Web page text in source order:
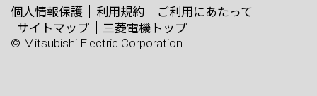
個人情報保護 利用規約
ご利用にあたって
サイトマップ
三菱電機トップ
© Mitsubishi Electric Corporation